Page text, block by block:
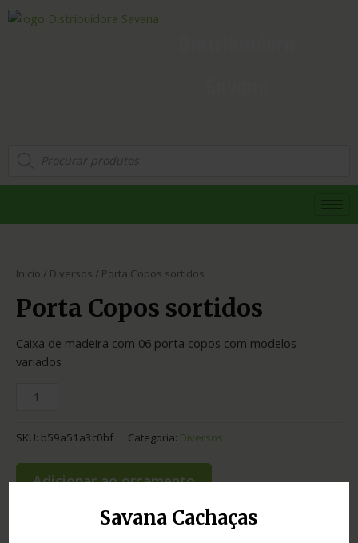
Savana Cachaças
Início / Diversos / Porta Copos sortidos
Porta Copos sortidos
Caixa de madeira com 06 porta copos com modelos
variados
SKU: b59a51a3c0bf Categoria: Diversos
Adicionar ao orçamento